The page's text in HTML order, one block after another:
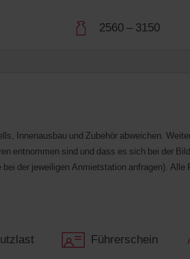
2560 – 3150
Innenausbau und Zubehör abweichen.
entnommen sind und dass es sich bei der
der jeweiligen Anmietstation anfragen). Alle
Führerschein